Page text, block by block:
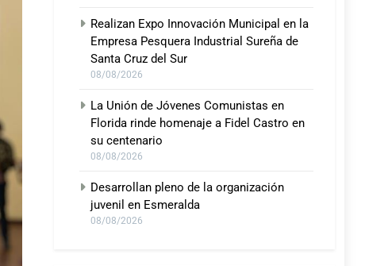
Realizan Expo Innovación Municipal en la
Empresa Pesquera Industrial Sureña de
Santa Cruz del Sur
08/08/2026
La Unión de Jóvenes Comunistas en
Florida rinde homenaje a Fidel Castro en
su centenario
08/08/2026
Desarrollan pleno de la organización
juvenil en Esmeralda
08/08/2026